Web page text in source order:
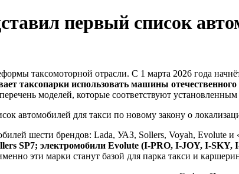
первый список
таксомоторной отрасли. С 1 марта 2026 года
таксопарки использовать машины
моделей, которые соответствуют установленным
шести брендов: Lada, УАЗ, Sollers, Voyah, Evolute
SP7; электромобили Evolute (I-PRO, I-JOY, I-
эти марки станут базой для парка такси и